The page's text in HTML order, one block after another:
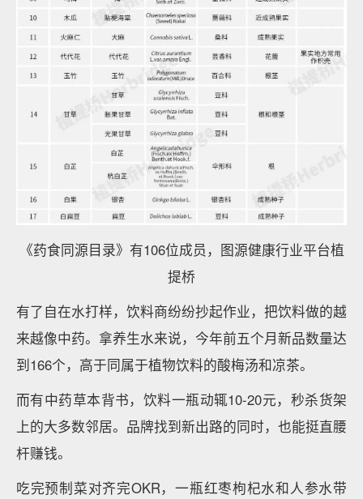
《药食同源目录》有106位成员，图源健康行业平台植
提桥
有了自在水打样，饮料商纷纷抄起作业，把饮料做的越
来越像中药。拿养生水来说，今年前五个月新品数量达
到166个，高于同属于植物饮料的酸梅汤和凉茶。
而有中药草本背书，饮料一瓶动辄10-20元，秒杀货架
上的大多数邻居。品牌找到新出路的同时，也能挺直腰
杆赚钱。
吃完预制菜对齐完OKR，一瓶红枣枸杞水和人参水带